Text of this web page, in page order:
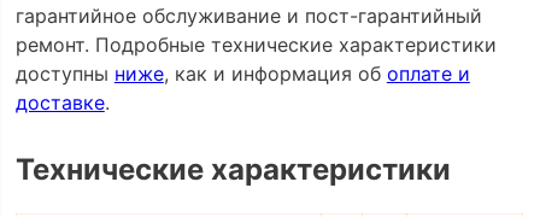
гарантийное обслуживание и пост-гарантийный
ремонт. Подробные технические характеристики
доступны ниже, как и информация об оплате и
доставке.
Технические характеристики